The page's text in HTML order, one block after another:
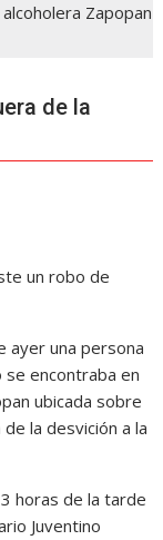
Zapopan
de la
un robo de
ayer una persona
se encontraba en
ubicada sobre
la desvición a la
horas de la tarde
Juventino